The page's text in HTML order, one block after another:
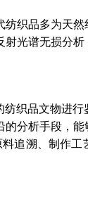
织品多为天然
光谱无损分析
织品文物进行
分析手段，
追溯、制作